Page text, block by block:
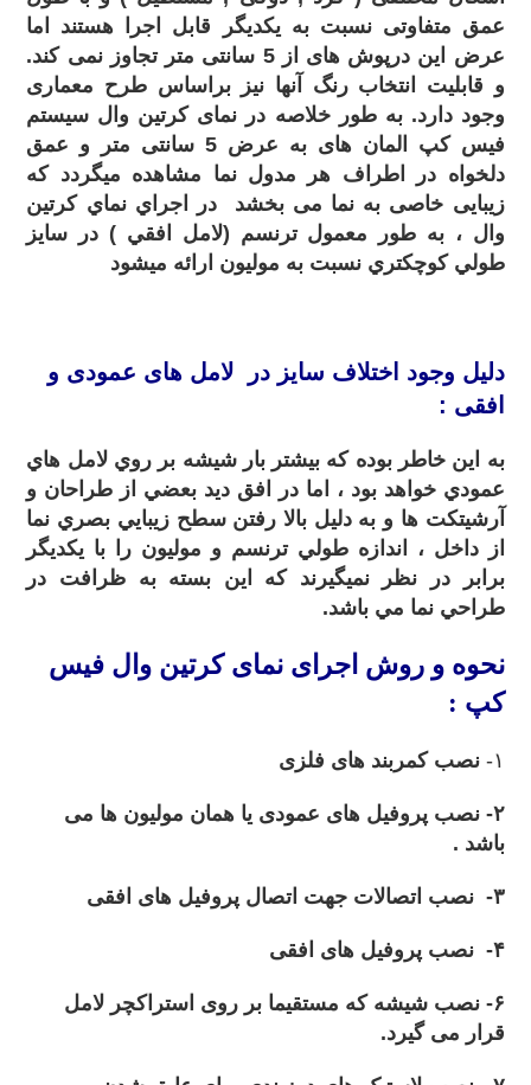
عمق متفاوتی نسبت به یکدیگر قابل اجرا هستند اما
عرض این درپوش های از 5 سانتی متر تجاوز نمی کند.
و قابلیت انتخاب رنگ آنها نیز براساس طرح معماری
وجود دارد. به طور خلاصه در نمای کرتین وال سیستم
فیس کپ المان های به عرض 5 سانتی متر و عمق
دلخواه در اطراف هر مدول نما مشاهده میگردد که
زیبایی خاصی به نما می بخشد در اجراي نماي کرتين
وال ، به طور معمول ترنسم (لامل افقي ) در سايز
طولي کوچکتري نسبت به موليون ارائه ميشود
دلیل وجود اختلاف سايز در لامل های عمودی و
افقی :
به اين خاطر بوده که بيشتر بار شيشه بر روي لامل هاي
عمودي خواهد بود ، اما در افق ديد بعضي از طراحان و
آرشيتکت ها و به دليل بالا رفتن سطح زيبايي بصري نما
از داخل ، اندازه طولي ترنسم و موليون را با يکديگر
برابر در نظر نميگيرند که اين بسته به ظرافت در
طراحي نما مي باشد.
نحوه و روش اجرای نمای کرتین وال فیس
کپ :
۱- نصب کمربند های فلزی
۲- نصب پروفیل های عمودی یا همان مولیون ها می
باشد .
۳- نصب اتصالات جهت اتصال پروفیل های افقی
۴- نصب پروفیل های افقی
۶- نصب شیشه که مستقیما بر روی استراکچر لامل
قرار می گیرد.